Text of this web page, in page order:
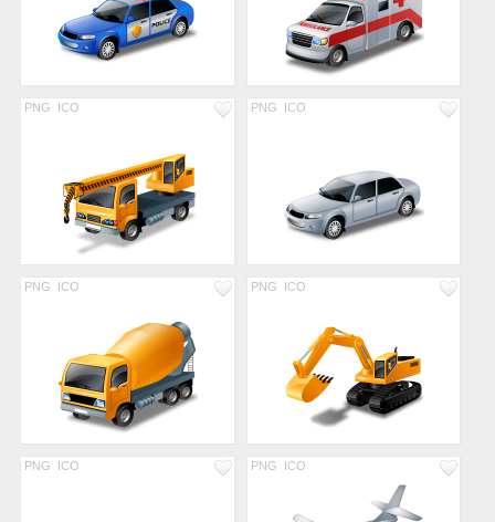
PNG ICO PNG ICO
PNG ICO PNG ICO
PNG ICO PNG ICO